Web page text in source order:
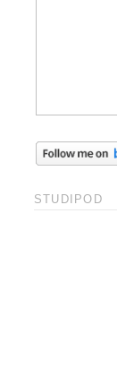
STUDIPOD